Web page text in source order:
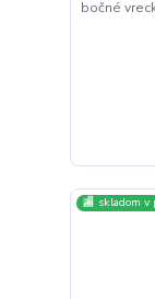
bočné
🏬 skladom v